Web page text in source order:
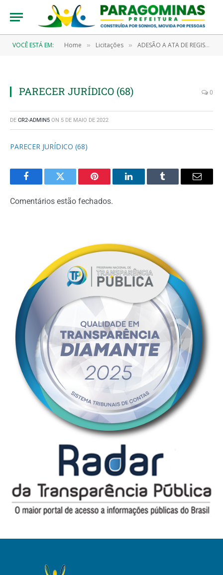
VOCÊ ESTÁ EM: Home » Licitações » ADESÃO A ATA DE REGISTRO DE PREÇOS Nº A/2021-00001 (ADESÃO DA AGÊNCIA DE SANEAMENTO DE PARAGOMINAS – CARONA Nº A/2021-00001 A ATA DE REGISTRO DE PREÇO Nº 943/2021 – PREGÃO ELETRÔNICO Nº 9/2020-00039 DA PREFEITURA MUNICIPAL DE PARAGOMINAS. (AQUISIÇÃO DE MATERIAL DE CONSUMO))
PARECER JURÍDICO (68) 0
DE CR2-ADMIN5 ON 5 DE MAIO DE 2022
PARECER JURÍDICO (68)
FacebookTwitter Pinterest LinkedInTumblr Email
Comentários estão fechados.